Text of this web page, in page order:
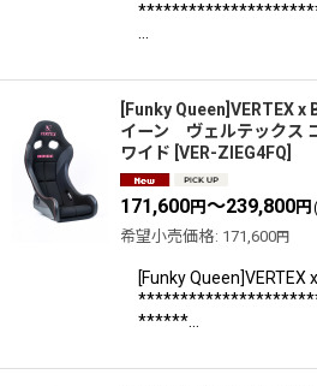
[Funky Queen]VERTEX
イーン ヴェルテックス
ワイド VER-ZIEG4FQ
171,600円～239,800円
希望小売価格: 171,600円
[Funky Queen]VERTEX
******…